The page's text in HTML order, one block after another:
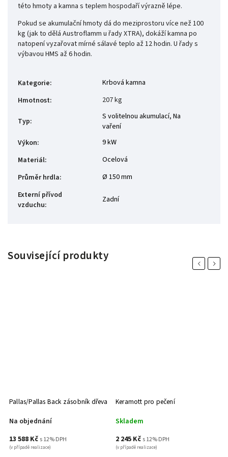
této hmoty a kamna s teplem hospodaří výrazně lépe.
Pokud se akumulační hmoty dá do meziprostoru více než 100
kg (jak to dělá Austroflamm u řady XTRA), dokáží kamna po
natopení vyzařovat mírné sálavé teplo až 12 hodin. U řady s
výbavou HMS až 6 hodin.
Kategorie:
Krbová kamna
Hmotnost: 207 kg
Typ: S volitelnou akumulací, Na
vaření
Výkon:
9 kW
Materiál:
Ocelová
Průměr hrdla:
Ø 150 mm
Externí přívod
vzduchu:
Zadní
Související produkty
Previous
Pallas/Pallas Back zásobník dřeva
Na objednání
13 588 Kč s 12% DPH
(v případě realizace)
Keramott pro pečení
Skladem
2 245 Kč s 12% DPH
(v případě realizace)
Next